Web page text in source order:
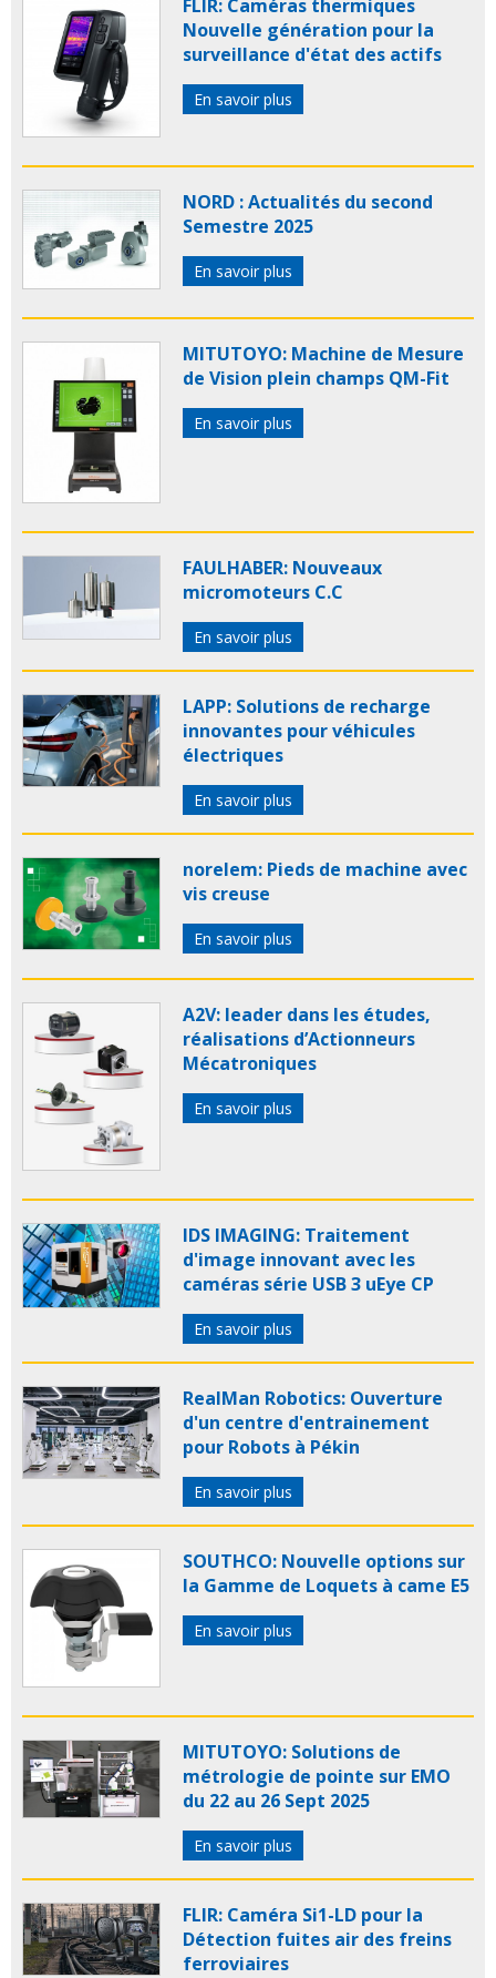
FLIR: Caméras thermiques
Nouvelle génération pour la
surveillance d'état des actifs
En savoir plus
NORD : Actualités du second
Semestre 2025
En savoir plus
MITUTOYO: Machine de Mesure
de Vision plein champs QM-Fit
En savoir plus
FAULHABER: Nouveaux
micromoteurs C.C
En savoir plus
LAPP: Solutions de recharge
innovantes pour véhicules
électriques
En savoir plus
norelem: Pieds de machine avec
vis creuse
En savoir plus
A2V: leader dans les études,
réalisations d’Actionneurs
Mécatroniques
En savoir plus
IDS IMAGING: Traitement
d'image innovant avec les
caméras série USB 3 uEye CP
En savoir plus
RealMan Robotics: Ouverture
d'un centre d'entrainement
pour Robots à Pékin
En savoir plus
SOUTHCO: Nouvelle options sur
la Gamme de Loquets à came E5
En savoir plus
MITUTOYO: Solutions de
métrologie de pointe sur EMO
du 22 au 26 Sept 2025
En savoir plus
FLIR: Caméra Si1-LD pour la
Détection fuites air des freins
ferroviaires